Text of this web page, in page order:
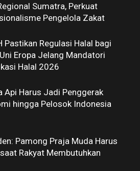
Sumatra, Perkuat
Pengelola Zakat
Pastikan Regulasi Halal bagi
Eropa Jelang Mandatori
Halal 2026
Api Harus Jadi Penggerak
hingga Pelosok Indonesia
Pamong Praja Muda Harus
Rakyat Membutuhkan